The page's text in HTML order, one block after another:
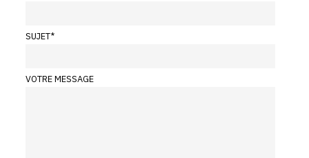
SUJET*
VOTRE MESSAGE